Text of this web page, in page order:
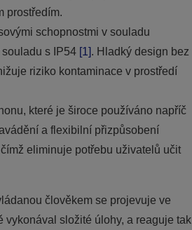
prostředím.
schopnostmi v souladu
s IP54 [1]. Hladký design bez
riziko kontaminace v prostředí
které je široce používáno napříč
a flexibilní přizpůsobení
eliminuje potřebu uživatelů učit
člověkem se projevuje ve
vykonával složité úlohy, a reaguje tak